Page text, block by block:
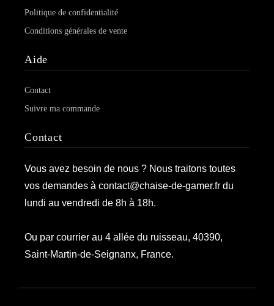
Politique de confidentialité
Conditions générales de vente
Aide
Contact
Suivre ma commande
Contact
Vous avez besoin de nous ? Nous traitons toutes
vos demandes à contact@chaise-de-gamer.fr du
lundi au vendredi de 8h à 18h.
Ou par courrier au 4 allée du ruisseau, 40390,
Saint-Martin-de-Seignanx, France.